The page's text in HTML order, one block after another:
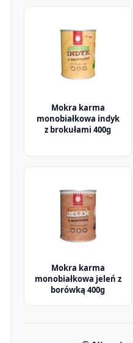
Mokra karma
monobiałkowa indyk
z brokułami 400g
Mokra karma
monobiałkowa jeleń z
borówką 400g